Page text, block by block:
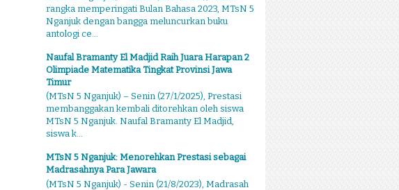
rangka memperingati Bulan Bahasa 2023, MTsN 5
Nganjuk dengan bangga meluncurkan buku
antologi ce...
Naufal Bramanty El Madjid Raih Juara Harapan 2
Olimpiade Matematika Tingkat Provinsi Jawa
Timur
(MTsN 5 Nganjuk) – Senin (27/1/2025), Prestasi
membanggakan kembali ditorehkan oleh siswa
MTsN 5 Nganjuk. Naufal Bramanty El Madjid,
siswa k...
MTsN 5 Nganjuk: Menorehkan Prestasi sebagai
Madrasahnya Para Jawara
(MTsN 5 Nganjuk) - Senin (21/8/2023), Madrasah